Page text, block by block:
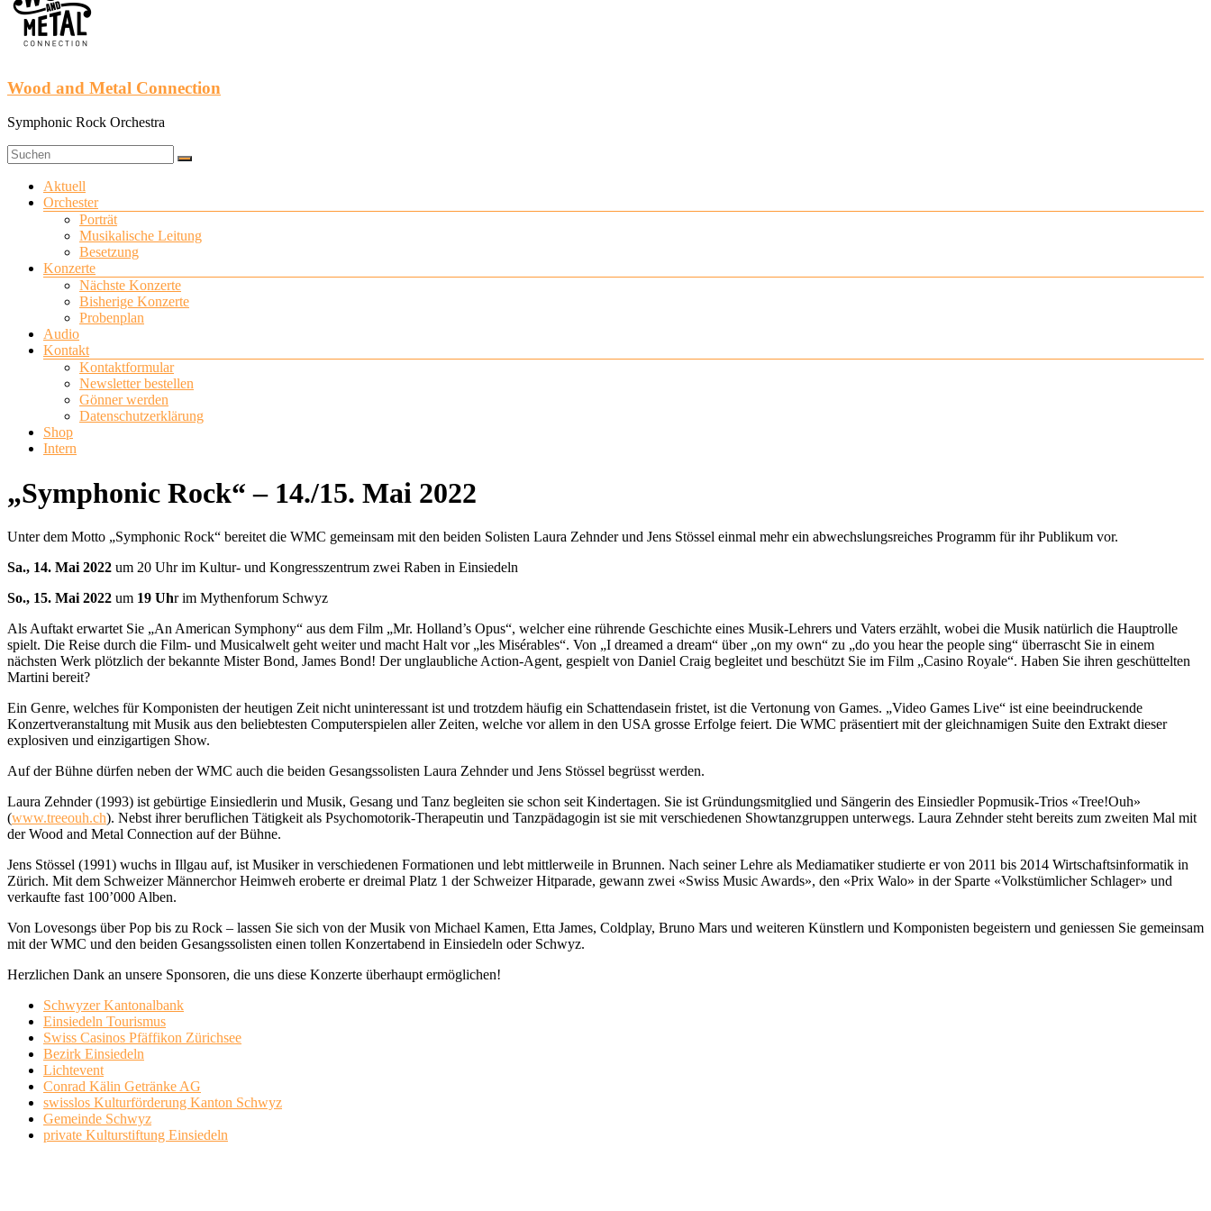
Wood and Metal Connection
Symphonic Rock Orchestra
Menü
Aktuell
Orchester
Porträt
Musikalische Leitung
Besetzung
Konzerte
Nächste Konzerte
Bisherige Konzerte
Probenplan
Audio
Kontakt
Kontaktformular
Newsletter bestellen
Gönner werden
Datenschutzerklärung
Shop
Intern
„Symphonic Rock“ – 14./15. Mai 2022
Unter dem Motto „Symphonic Rock“ bereitet die WMC gemeinsam mit den beiden Solisten Laura Zehnder und Jens Stössel einmal mehr ein abwechslungsreiches Programm für ihr Publikum vor.
Sa., 14. Mai 2022 um 20 Uhr im Kultur- und Kongresszentrum zwei Raben in Einsiedeln
So., 15. Mai 2022 um 19 Uhr im Mythenforum Schwyz
Als Auftakt erwartet Sie „An American Symphony“ aus dem Film „Mr. Holland’s Opus“, welcher eine rührende Geschichte eines Musik-Lehrers und Vaters erzählt, wobei die Musik natürlich die Hauptrolle
spielt. Die Reise durch die Film- und Musicalwelt geht weiter und macht Halt vor „les Misérables“. Von „I dreamed a dream“ über „on my own“ zu „do you hear the people sing“ überrascht Sie in einem
nächsten Werk plötzlich der bekannte Mister Bond, James Bond! Der unglaubliche Action-Agent, gespielt von Daniel Craig begleitet und beschützt Sie im Film „Casino Royale“. Haben Sie ihren geschüttelten
Martini bereit?
Ein Genre, welches für Komponisten der heutigen Zeit nicht uninteressant ist und trotzdem häufig ein Schattendasein fristet, ist die Vertonung von Games. „Video Games Live“ ist eine beeindruckende
Konzertveranstaltung mit Musik aus den beliebtesten Computerspielen aller Zeiten, welche vor allem in den USA grosse Erfolge feiert. Die WMC präsentiert mit der gleichnamigen Suite den Extrakt dieser
explosiven und einzigartigen Show.
Auf der Bühne dürfen neben der WMC auch die beiden Gesangssolisten Laura Zehnder und Jens Stössel begrüsst werden.
Laura Zehnder (1993) ist gebürtige Einsiedlerin und Musik, Gesang und Tanz begleiten sie schon seit Kindertagen. Sie ist Gründungsmitglied und Sängerin des Einsiedler Popmusik-Trios «Tree!Ouh»
(www.treeouh.ch). Nebst ihrer beruflichen Tätigkeit als Psychomotorik-Therapeutin und Tanzpädagogin ist sie mit verschiedenen Showtanzgruppen unterwegs. Laura Zehnder steht bereits zum zweiten Mal mit
der Wood and Metal Connection auf der Bühne.
Jens Stössel (1991) wuchs in Illgau auf, ist Musiker in verschiedenen Formationen und lebt mittlerweile in Brunnen. Nach seiner Lehre als Mediamatiker studierte er von 2011 bis 2014 Wirtschaftsinformatik in
Zürich. Mit dem Schweizer Männerchor Heimweh eroberte er dreimal Platz 1 der Schweizer Hitparade, gewann zwei «Swiss Music Awards», den «Prix Walo» in der Sparte «Volkstümlicher Schlager» und
verkaufte fast 100’000 Alben.
Von Lovesongs über Pop bis zu Rock – lassen Sie sich von der Musik von Michael Kamen, Etta James, Coldplay, Bruno Mars und weiteren Künstlern und Komponisten begeistern und geniessen Sie gemeinsam
mit der WMC und den beiden Gesangssolisten einen tollen Konzertabend in Einsiedeln oder Schwyz.
Herzlichen Dank an unsere Sponsoren, die uns diese Konzerte überhaupt ermöglichen!
Schwyzer Kantonalbank
Einsiedeln Tourismus
Swiss Casinos Pfäffikon Zürichsee
Bezirk Einsiedeln
Lichtevent
Conrad Kälin Getränke AG
swisslos Kulturförderung Kanton Schwyz
Gemeinde Schwyz
private Kulturstiftung Einsiedeln